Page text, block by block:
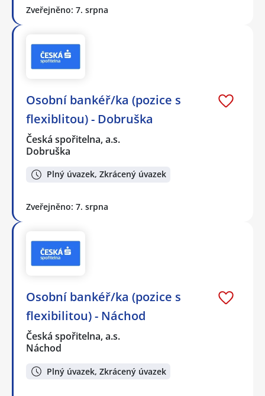
Zveřejněno: 7. srpna
Osobní bankéř/ka (pozice s
flexiblitou) - Dobruška
Česká spořitelna, a.s.
Dobruška
Plný úvazek, Zkrácený úvazek
Zveřejněno: 7. srpna
Osobní bankéř/ka (pozice s
flexibilitou) - Náchod
Česká spořitelna, a.s.
Náchod
Plný úvazek, Zkrácený úvazek